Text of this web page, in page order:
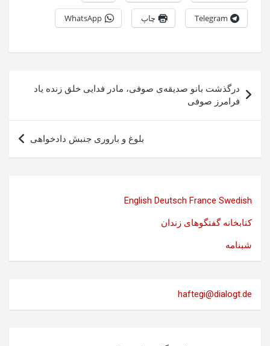
Telegram چاپ WhatsApp
راهبری
نوشته
درگذشت بانو صدیقه‌ی صوفی، مادر فدایی خلق زنده یاد
فرامرز صوفی
بلوغ و باروری جنبش دادخواهی
English Deutsch France Swedish
کتابخانه گفتگوهای زندان
شبنامه
haftegi@dialogt.de